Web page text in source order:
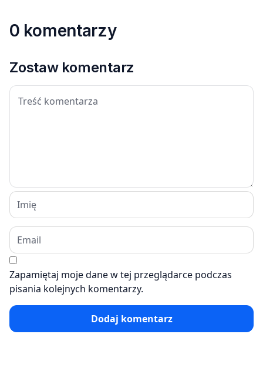
0 komentarzy
Zostaw komentarz
Zapamiętaj moje dane w tej przeglądarce podczas
pisania kolejnych komentarzy.
Dodaj komentarz